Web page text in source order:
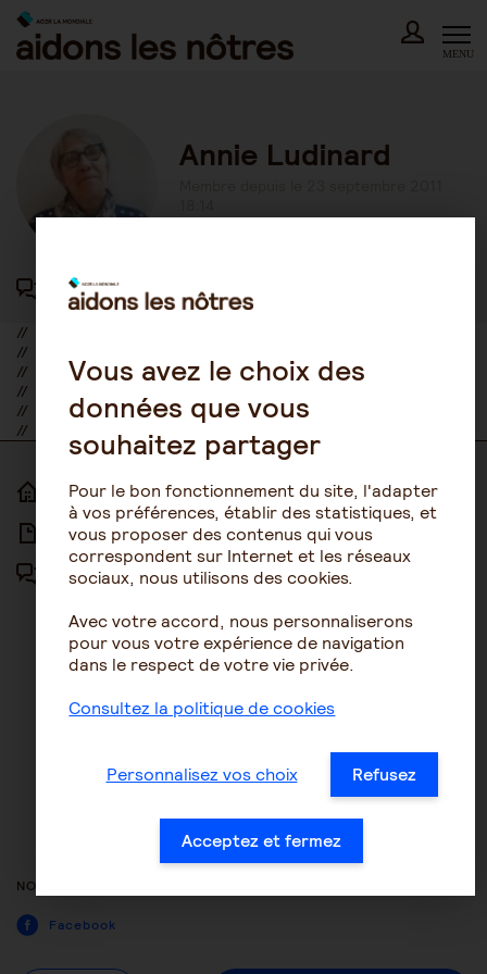
Skip
content
MENU
Annie Ludinard
417 participations au forum
//
//
//
//
//
//
ACCUEIL
ARTICLES
FORUM
ACCESSIBILITÉ
NOUS CONTACTER
MENTIONS LÉGALES
PLAN DU SITE
CONDITIONS GÉNÉRALES
GESTION DES COOKIES
ACCESSIBILITÉ : NON
CONFORME
NOUS SUIVRE
Facebook
Vous avez le choix des
données que vous
souhaitez partager
Pour le bon fonctionnement du site, l'adapter
à vos préférences, établir des statistiques, et
vous proposer des contenus qui vous
correspondent sur Internet et les réseaux
sociaux, nous utilisons des cookies.
Avec votre accord, nous personnaliserons
pour vous votre expérience de navigation
dans le respect de votre vie privée.
Consultez la politique de cookies
Personnalisez vos choix Refusez
Acceptez et fermez